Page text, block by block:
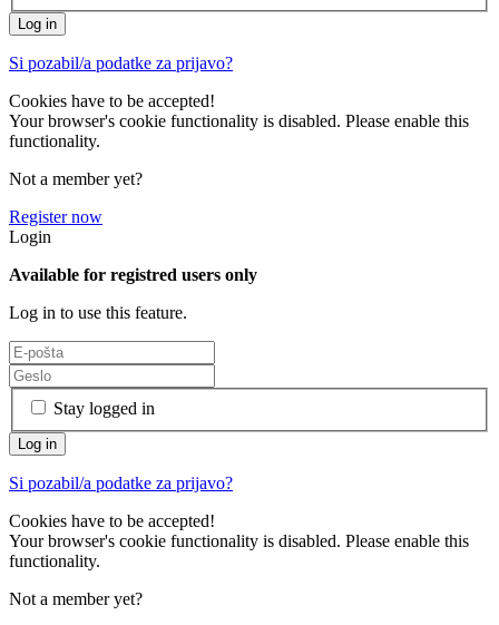
Si pozabil/a podatke za prijavo?
Cookies have to be accepted!
Your browser's cookie functionality is disabled. Please enable this
functionality.
Not a member yet?
Register now
Login
Available for registred users only
Log in to use this feature.
Stay logged in
Si pozabil/a podatke za prijavo?
Cookies have to be accepted!
Your browser's cookie functionality is disabled. Please enable this
functionality.
Not a member yet?